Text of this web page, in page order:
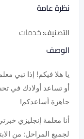
نظرة عامة
التصنيف:خدمات
الوصف
يا هلا فيكم! إذا تبي
أو تساعد أولادك في
جاهزة أساعدكم!
أنا معلمة إنجليزي
لجميع المراحل: من